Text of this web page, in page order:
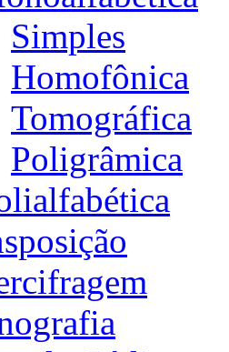
Simples
Homofônica
Tomográfica
Poligrâmica